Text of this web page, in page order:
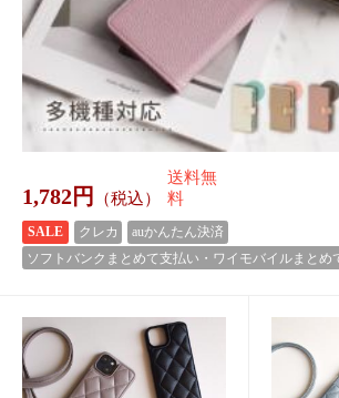
エクス
グ オッポ
ィング スマホケース 手帳
型 スマホショルダー 全機
種対応 iPhone17e 17 16e 1
6 15 14 13 se xperia10 1 5 vi
2,682円（税込）
送料無
料
6e 16 15 14 13 se
5 vii vi AQUOS
2,682円
送料無
料